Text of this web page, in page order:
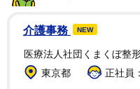
に普及した交通機関は？
新幹線
介護事務 NEW
医療法人社団くまくぼ整
東京都
正社員